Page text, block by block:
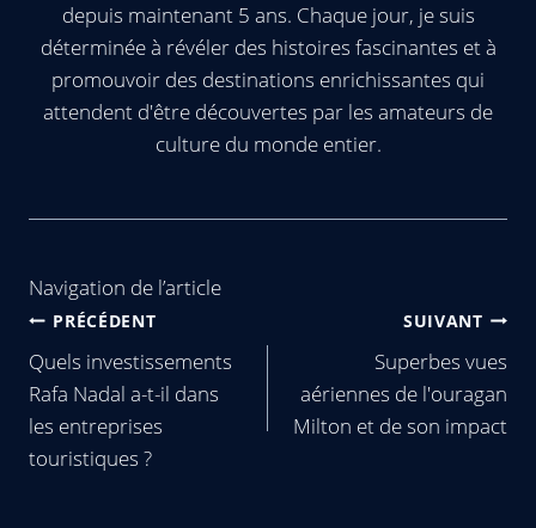
depuis maintenant 5 ans. Chaque jour, je suis
déterminée à révéler des histoires fascinantes et à
promouvoir des destinations enrichissantes qui
attendent d'être découvertes par les amateurs de
culture du monde entier.
Navigation de l’article
PRÉCÉDENT
Quels investissements
Rafa Nadal a-t-il dans
les entreprises
touristiques ?
SUIVANT
Superbes vues
aériennes de l'ouragan
Milton et de son impact